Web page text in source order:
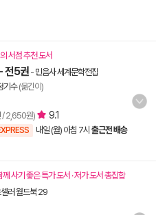
서점 추천 도서
전5권 - 민음사 세계문학전집
기수(옮긴이)
/ 2,650원) 9.1
내일 (월) 아침 7시 출근전 배송
사기 좋은 특가 도서 · 저가 도서 총집합
러 월드북 29